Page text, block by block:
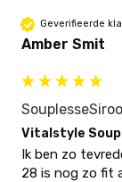
Geverifieerde
Amber Smit
Vitalstyle
Ik ben zo
28 is nog zo fit